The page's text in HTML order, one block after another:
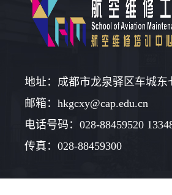
地址：成都市龙泉驿区车城东
邮箱：hkgcxy@cap.edu.cn
电话号码：028-88459520
传真：028-88459300